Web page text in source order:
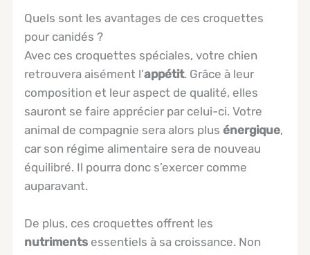
Quels sont les avantages de ces croquettes
pour canidés ?
Avec ces croquettes spéciales, votre chien
retrouvera aisément l’appétit. Grâce à leur
composition et leur aspect de qualité, elles
sauront se faire apprécier par celui-ci. Votre
animal de compagnie sera alors plusénergique,
car son régime alimentaire sera de nouveau
équilibré. Il pourra donc s’exercer comme
auparavant.
De plus, ces croquettes offrent les
nutriments essentiels à sa croissance. Non